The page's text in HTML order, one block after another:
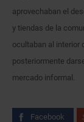
aprovechaban el
y tiendas de la
ocultaban al interior
posteriormente
mercado informal.
Facebook